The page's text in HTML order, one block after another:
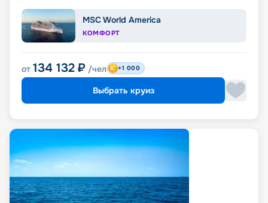
MSC World America
КОМФОРТ
от 134 132 ₽ /чел +1 000
Выбрать круиз